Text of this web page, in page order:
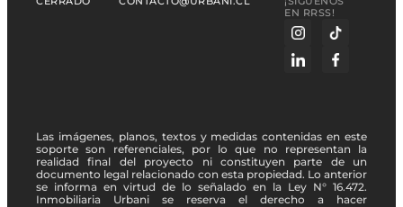
EN RRSS!
Las imágenes, planos, textos y medidas contenidas en este
soporte son referenciales, por lo que no representan la
realidad final del proyecto ni constituyen parte de un
documento legal relacionado con esta propiedad. Lo anterior
se informa en virtud de lo señalado en la Ley N° 16.472.
Inmobiliaria Urbani se reserva el derecho a hacer